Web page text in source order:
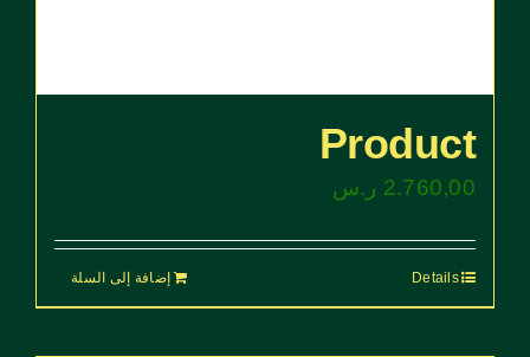
Product
2.760,00 ر.س
إضافة إلى السلة Details